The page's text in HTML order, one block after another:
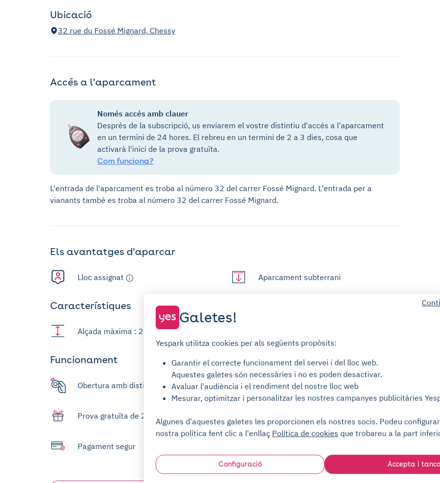
Ubicació
32 rue du Fossé Mignard, Chessy
Accés a l'aparcament
Només accés amb clauer
Després de la subscripció, us enviarem el vostre distintiu d'accés a l'aparcament
en un termini de 24 hores. El rebreu en un termini de 2 a 3 dies, cosa que
activarà l'inici de la prova gratuïta.
Com funciona?
L'entrada de l'aparcament es troba al número 32 del carrer Fossé Mignard. L'entrada per a
vianants també es troba al número 32 del carrer Fossé Mignard.
Els avantatges d'aparcar
Lloc assignat Aparcament subterrani
Característiques
Alçada màxima : 2,0m
Funcionament
Obertura amb distintiu Atenció al client (7 dies a la setmana)
Prova gratuïta de 2 dies
Pagament segur
d'accés
Galetes!
Yespark utilitza cookies per als següents propòsits:
Garantir el correcte funcionament del servei i del lloc web.
Aquestes galetes són necessàries i no es poden desactivar.
Avaluar l'audiència i el rendiment del nostre lloc web
Mesurar, optimitzar i personalitzar les nostres campanyes publicitàries
Algunes d'aquestes galetes les proporcionen els nostres socis. Podeu
nostra política fent clic a l'enllaç Política de cookies que trobareu a la part
Configuració Accepta i